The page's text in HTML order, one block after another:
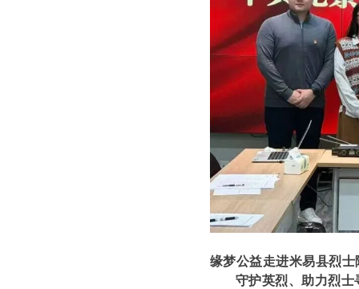
缘梦公益走进米易县烈
守护英烈、助力烈士